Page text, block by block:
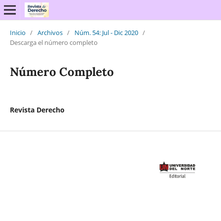
Inicio / Archivos / Núm. 54: Jul - Dic 2020 /
Descarga el número completo
Número Completo
Revista Derecho